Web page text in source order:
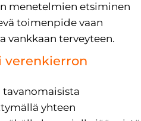
menetelmien etsiminen
toimenpide vaan
vankkaan terveyteen.
verenkierron
tavanomaisista
yhteen